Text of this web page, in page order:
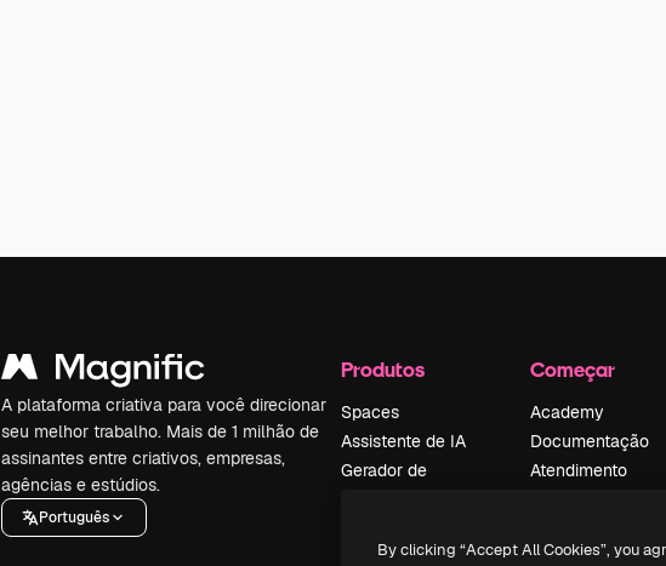
A plataforma criativa para você direcionar
seu melhor trabalho. Mais de 1 milhão de
assinantes entre criativos, empresas,
agências e estúdios.
Português
Produtos
Spaces
Assistente de IA
Gerador de
Texto para voz
Começar
Academy
Documentação
Atendimento
Política de
By clicking “Accept All Cookies”, you